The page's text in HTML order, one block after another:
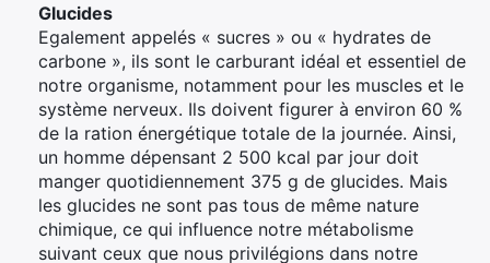
Glucides
Egalement appelés « sucres » ou « hydrates de
carbone », ils sont le carburant idéal et essentiel de
notre organisme, notamment pour les muscles et le
système nerveux. Ils doivent figurer à environ 60 %
de la ration énergétique totale de la journée. Ainsi,
un homme dépensant 2 500 kcal par jour doit
manger quotidiennement 375 g de glucides. Mais
les glucides ne sont pas tous de même nature
chimique, ce qui influence notre métabolisme
suivant ceux que nous privilégions dans notre